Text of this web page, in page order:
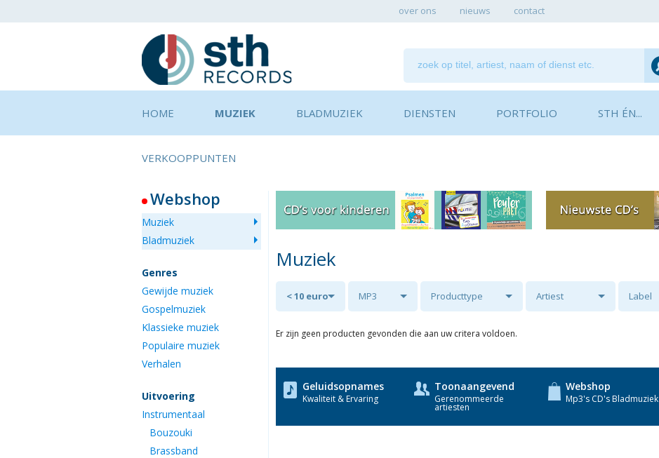
over ons nieuws contact
HOME MUZIEK BLADMUZIEK DIENSTEN PORTFOLIO STH ÉN...
VERKOOPPUNTEN
Webshop
Muziek
Bladmuziek
Genres
Gewijde muziek
Gospelmuziek
Klassieke muziek
Populaire muziek
Verhalen
Uitvoering
Instrumentaal
Bouzouki
Brassband
Muziek
< 10 euro MP3 Producttype Artiest Label
Er zijn geen producten gevonden die aan uw critera voldoen.
Geluidsopnames
Kwaliteit & Ervaring
Toonaangevend
Gerenommeerde
artiesten
Webshop
Mp3's CD's Bladmuziek